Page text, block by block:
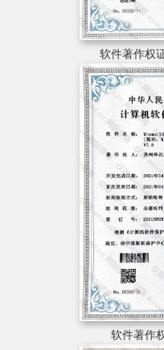
软件著作权
软件著作